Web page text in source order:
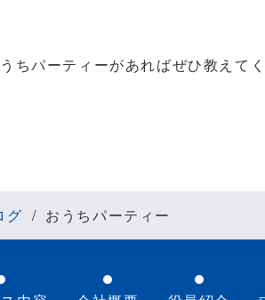
ちパーティーがあればぜひ教えてく
グ おうちパーティー